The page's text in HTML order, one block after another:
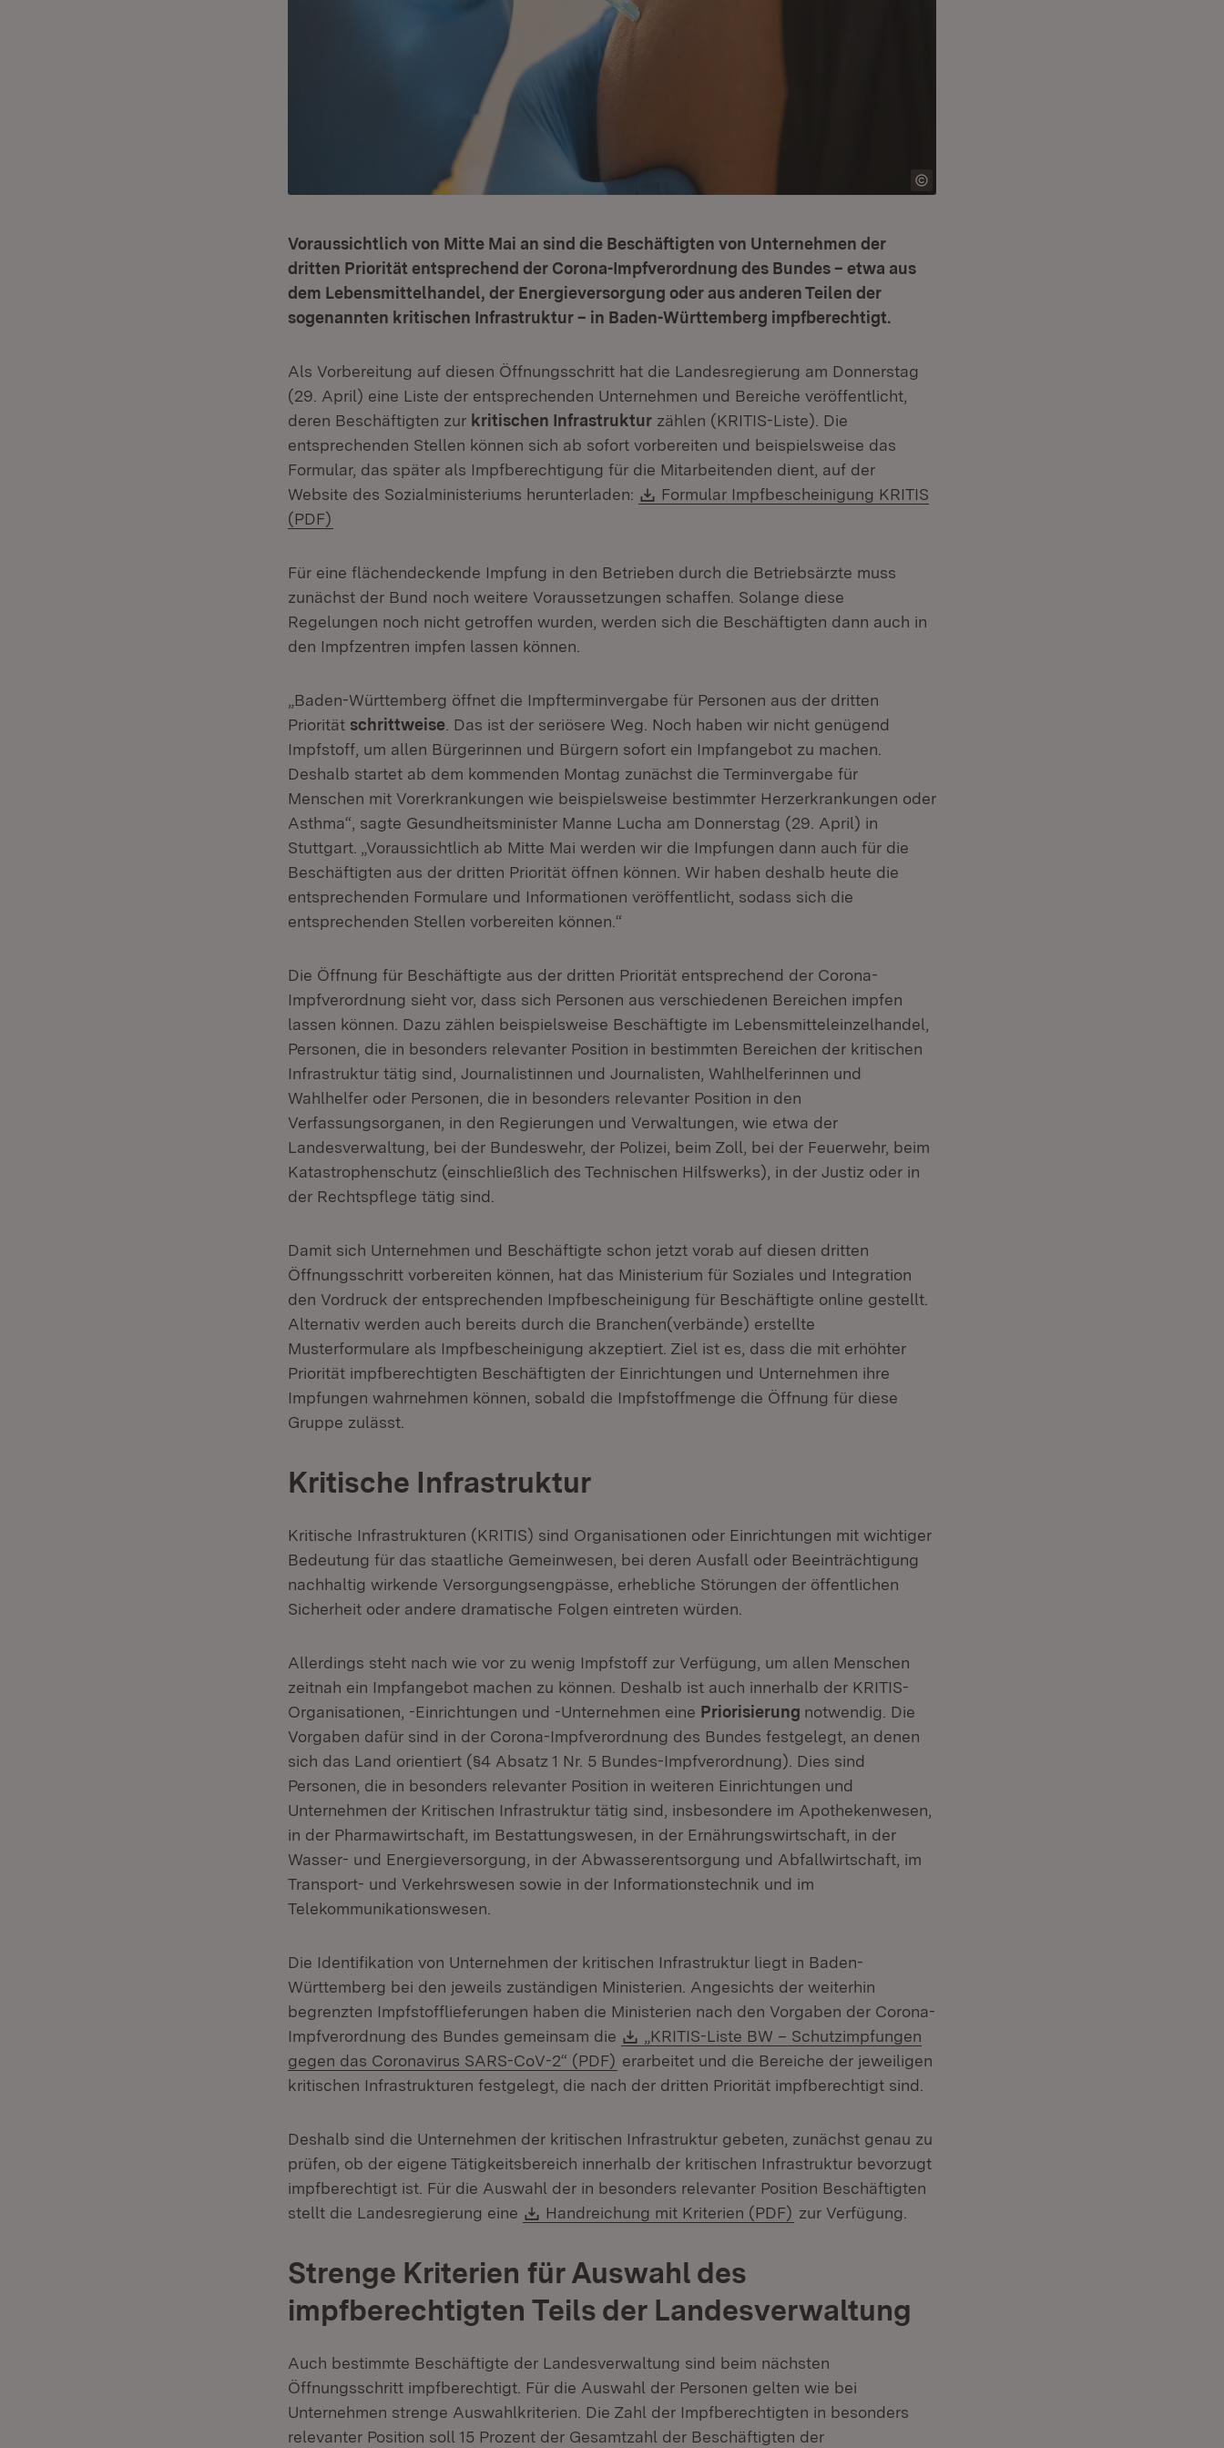
Voraussichtlich von Mitte Mai an sind die Beschäftigten von Unternehmen der
dritten Priorität entsprechend der Corona-Impfverordnung des Bundes – etwa aus
dem Lebensmittelhandel, der Energieversorgung oder aus anderen Teilen der
sogenannten kritischen Infrastruktur – in Baden-Württemberg impfberechtigt.
Als Vorbereitung auf diesen Öffnungsschritt hat die Landesregierung am Donnerstag
(29. April) eine Liste der entsprechenden Unternehmen und Bereiche veröffentlicht,
deren Beschäftigten zur kritischen Infrastruktur zählen (KRITIS-Liste). Die
entsprechenden Stellen können sich ab sofort vorbereiten und beispielsweise das
Formular, das später als Impfberechtigung für die Mitarbeitenden dient, auf der
Website des Sozialministeriums herunterladen:
Download:
Formular Impfbescheinigung KRITIS
(PDF)
Für eine flächendeckende Impfung in den Betrieben durch die Betriebsärzte muss
zunächst der Bund noch weitere Voraussetzungen schaffen. Solange diese
Regelungen noch nicht getroffen wurden, werden sich die Beschäftigten dann auch in
den Impfzentren impfen lassen können.
„Baden-Württemberg öffnet die Impfterminvergabe für Personen aus der dritten
Priorität schrittweise . Das ist der seriösere Weg. Noch haben wir nicht genügend
Impfstoff, um allen Bürgerinnen und Bürgern sofort ein Impfangebot zu machen.
Deshalb startet ab dem kommenden Montag zunächst die Terminvergabe für
Menschen mit Vorerkrankungen wie beispielsweise bestimmter Herzerkrankungen oder
Asthma“, sagte Gesundheitsminister Manne Lucha am Donnerstag (29. April) in
Stuttgart. „Voraussichtlich ab Mitte Mai werden wir die Impfungen dann auch für die
Beschäftigten aus der dritten Priorität öffnen können. Wir haben deshalb heute die
entsprechenden Formulare und Informationen veröffentlicht, sodass sich die
entsprechenden Stellen vorbereiten können.“
Die Öffnung für Beschäftigte aus der dritten Priorität entsprechend der Corona-
Impfverordnung sieht vor, dass sich Personen aus verschiedenen Bereichen impfen
lassen können. Dazu zählen beispielsweise Beschäftigte im Lebensmitteleinzelhandel,
Personen, die in besonders relevanter Position in bestimmten Bereichen der kritischen
Infrastruktur tätig sind, Journalistinnen und Journalisten, Wahlhelferinnen und
Wahlhelfer oder Personen, die in besonders relevanter Position in den
Verfassungsorganen, in den Regierungen und Verwaltungen, wie etwa der
Landesverwaltung, bei der Bundeswehr, der Polizei, beim Zoll, bei der Feuerwehr, beim
Katastrophenschutz (einschließlich des Technischen Hilfswerks), in der Justiz oder in
der Rechtspflege tätig sind.
Damit sich Unternehmen und Beschäftigte schon jetzt vorab auf diesen dritten
Öffnungsschritt vorbereiten können, hat das Ministerium für Soziales und Integration
den Vordruck der entsprechenden Impfbescheinigung für Beschäftigte online gestellt.
Alternativ werden auch bereits durch die Branchen(verbände) erstellte
Musterformulare als Impfbescheinigung akzeptiert. Ziel ist es, dass die mit erhöhter
Priorität impfberechtigten Beschäftigten der Einrichtungen und Unternehmen ihre
Impfungen wahrnehmen können, sobald die Impfstoffmenge die Öffnung für diese
Gruppe zulässt.
Kritische Infrastruktur
Kritische Infrastrukturen (KRITIS) sind Organisationen oder Einrichtungen mit wichtiger
Bedeutung für das staatliche Gemeinwesen, bei deren Ausfall oder Beeinträchtigung
nachhaltig wirkende Versorgungsengpässe, erhebliche Störungen der öffentlichen
Sicherheit oder andere dramatische Folgen eintreten würden.
Allerdings steht nach wie vor zu wenig Impfstoff zur Verfügung, um allen Menschen
zeitnah ein Impfangebot machen zu können. Deshalb ist auch innerhalb der KRITIS-
Organisationen, -Einrichtungen und -Unternehmen eine Priorisierung notwendig. Die
Vorgaben dafür sind in der Corona-Impfverordnung des Bundes festgelegt, an denen
sich das Land orientiert (§4 Absatz 1 Nr. 5 Bundes-Impfverordnung). Dies sind
Personen, die in besonders relevanter Position in weiteren Einrichtungen und
Unternehmen der Kritischen Infrastruktur tätig sind, insbesondere im Apothekenwesen,
in der Pharmawirtschaft, im Bestattungswesen, in der Ernährungswirtschaft, in der
Wasser- und Energieversorgung, in der Abwasserentsorgung und Abfallwirtschaft, im
Transport- und Verkehrswesen sowie in der Informationstechnik und im
Telekommunikationswesen.
Die Identifikation von Unternehmen der kritischen Infrastruktur liegt in Baden-
Württemberg bei den jeweils zuständigen Ministerien. Angesichts der weiterhin
begrenzten Impfstofflieferungen haben die Ministerien nach den Vorgaben der Corona-
Impfverordnung des Bundes gemeinsam die
Download:
„KRITIS-Liste BW – Schutzimpfungen
gegen das Coronavirus SARS-CoV-2“ (PDF) (Öffnet in neuem Fenster)
erarbeitet und die Bereiche der jeweiligen
kritischen Infrastrukturen festgelegt, die nach der dritten Priorität impfberechtigt sind.
Deshalb sind die Unternehmen der kritischen Infrastruktur gebeten, zunächst genau zu
prüfen, ob der eigene Tätigkeitsbereich innerhalb der kritischen Infrastruktur bevorzugt
impfberechtigt ist. Für die Auswahl der in besonders relevanter Position Beschäftigten
stellt die Landesregierung eine
Download:
Handreichung mit Kriterien (PDF) (Öffnet in neuem Fenster)
zur Verfügung.
Strenge Kriterien für Auswahl des
impfberechtigten Teils der Landesverwaltung
Auch bestimmte Beschäftigte der Landesverwaltung sind beim nächsten
Öffnungsschritt impfberechtigt. Für die Auswahl der Personen gelten wie bei
Unternehmen strenge Auswahlkriterien. Die Zahl der Impfberechtigten in besonders
relevanter Position soll 15 Prozent der Gesamtzahl der Beschäftigten der